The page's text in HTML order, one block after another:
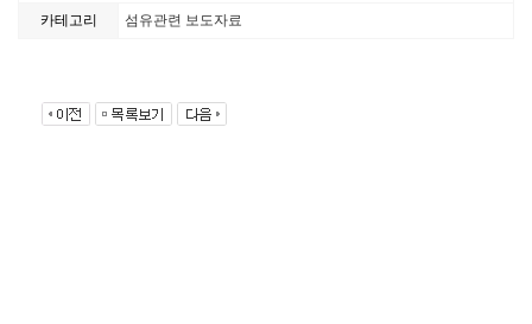
카테고리 섬유관련 보도자료